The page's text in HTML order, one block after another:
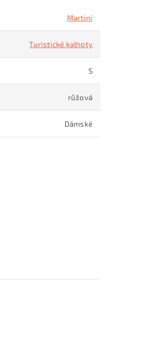
Martini
Turistické kalhoty
S
růžová
Dámské